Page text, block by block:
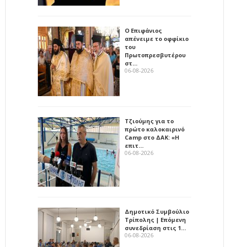
Ο Επιφάνιος
απένειμε το οφφίκιο
του
Πρωτοπρεσβυτέρου
στ…
06-08-2026
Τζιούμης για το
πρώτο καλοκαιρινό
Camp στο ΔΑΚ: «Η
επιτ…
06-08-2026
Δημοτικό Συμβούλιο
Τρίπολης | Επόμενη
συνεδρίαση στις 1…
06-08-2026